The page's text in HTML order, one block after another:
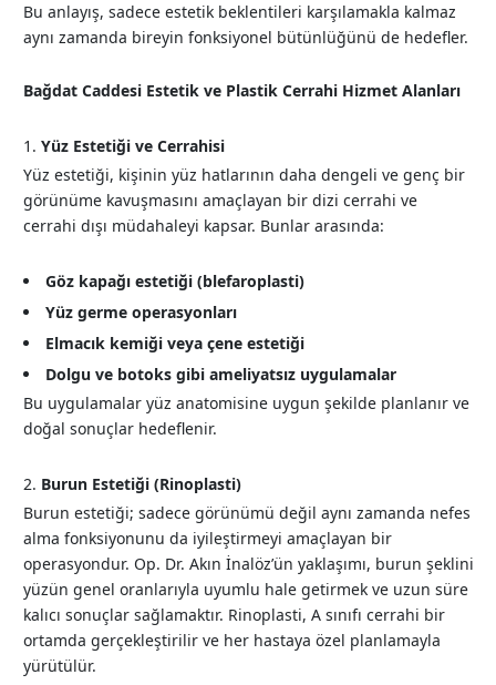
Bu anlayış, sadece estetik beklentileri karşılamakla kalmaz
aynı zamanda bireyin fonksiyonel bütünlüğünü de hedefler.
Bağdat Caddesi Estetik ve Plastik Cerrahi Hizmet Alanları
Yüz Estetiği ve Cerrahisi
Yüz estetiği, kişinin yüz hatlarının daha dengeli ve genç bir
görünüme kavuşmasını amaçlayan bir dizi cerrahi ve
cerrahi dışı müdahaleyi kapsar. Bunlar arasında:
Göz kapağı estetiği (blefaroplasti)
Yüz germe operasyonları
Elmacık kemiği veya çene estetiği
Dolgu ve botoks gibi ameliyatsız uygulamalar
Bu uygulamalar yüz anatomisine uygun şekilde planlanır ve
doğal sonuçlar hedeflenir.
Burun Estetiği (Rinoplasti)
Burun estetiği; sadece görünümü değil aynı zamanda nefes
alma fonksiyonunu da iyileştirmeyi amaçlayan bir
operasyondur. Op. Dr. Akın İnalöz’ün yaklaşımı, burun şeklini
yüzün genel oranlarıyla uyumlu hale getirmek ve uzun süre
kalıcı sonuçlar sağlamaktır. Rinoplasti, A sınıfı cerrahi bir
ortamda gerçekleştirilir ve her hastaya özel planlamayla
yürütülür.